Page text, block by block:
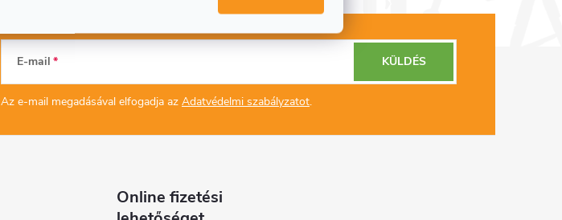
E-mail
Az e-mail megadásával elfogadja az Adatvédelmi szabályzatot.
KÜLDÉS
Online fizetési